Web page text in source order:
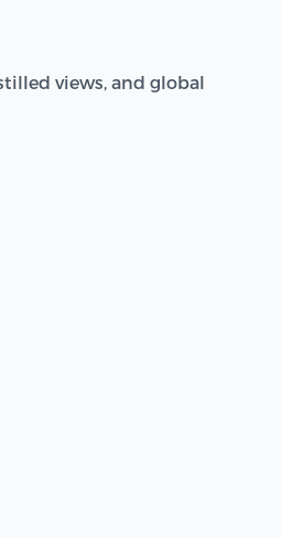
views, and global